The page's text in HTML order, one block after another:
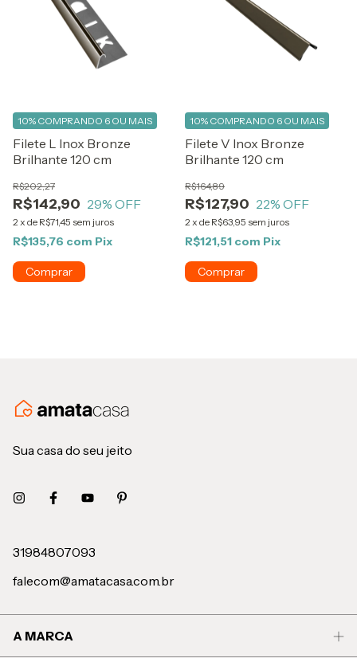
Filete L Inox Bronze
Brilhante 120 cm
R$142,90
R$202,27
29% OFF
2 x de R$71,45 sem juros
10% COMPRANDO 6 OU MAIS
R$135,76 com Pix
Filete V Inox Bronze
Brilhante 120 cm
R$127,90
R$164,89
22% OFF
2 x de R$63,95 sem juros
10% COMPRANDO 6 OU MAIS
R$121,51 com Pix
Sua casa do seu jeito
31984807093
falecom@amatacasa.com.br
A MARCA